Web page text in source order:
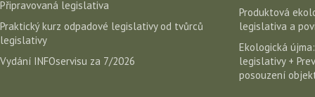
Připravovaná legislativa
Praktický kurz odpadové legislativy od tvůrců
legislativy
Vydání INFOservisu za 7/2026
Produktová
legislativa a
Ekologická
legislativy +
posouzení